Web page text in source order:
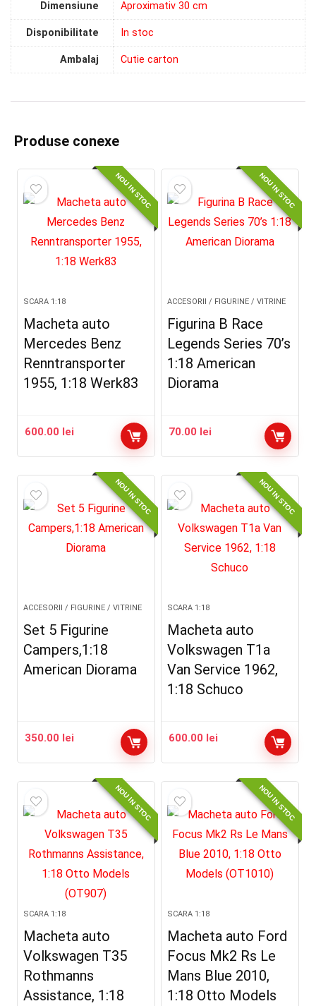
Dimensiune Aproximativ 30 cm
Disponibilitate In stoc
Ambalaj Cutie carton
Produse conexe
NOU IN STOC
SCARA 1:18
Macheta auto
Mercedes Benz
Renntransporter
1955, 1:18 Werk83
600.00 lei
NOU IN STOC
ACCESORII / FIGURINE / VITRINE
Figurina B Race
Legends Series 70’s
1:18 American
Diorama
70.00 lei
NOU IN STOC
ACCESORII / FIGURINE / VITRINE
Set 5 Figurine
Campers,1:18
American Diorama
350.00 lei
NOU IN STOC
SCARA 1:18
Macheta auto
Volkswagen T1a
Van Service 1962,
1:18 Schuco
600.00 lei
NOU IN STOC
SCARA 1:18
Macheta auto
Volkswagen T35
Rothmanns
Assistance, 1:18
NOU IN STOC
SCARA 1:18
Macheta auto Ford
Focus Mk2 Rs Le
Mans Blue 2010,
1:18 Otto Models